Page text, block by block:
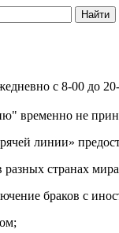
временно не
линии»
разных странах
браков с